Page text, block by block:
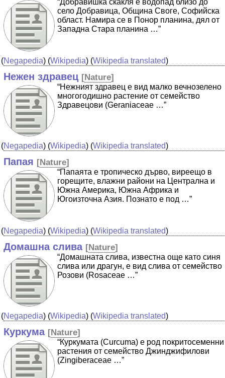
“Добравишка скакля е водопад близо до
село Добравица, Община Своге, Софийска
област. Намира се в Понор планина, дял от
Западна Стара планина …”
(Negapedia) (Wikipedia) (Wikipedia translated)
Нежен здравец [Nature]
“Нежният здравец е вид малко вечнозелено
многогодишно растение от семейство
Здравецови (Geraniaceae …”
(Negapedia) (Wikipedia) (Wikipedia translated)
Папая [Nature]
“Папаята е тропическо дърво, виреещо в
горещите, влажни райони на Централна и
Южна Америка, Южна Африка и
Югоизточна Азия. Познато е под …”
(Negapedia) (Wikipedia) (Wikipedia translated)
Домашна слива [Nature]
“Домашната слива, известна още като синя
слива или драгун, е вид слива от семейство
Розови (Rosaceae …”
(Negapedia) (Wikipedia) (Wikipedia translated)
Куркума [Nature]
“Куркумата (Curcuma) е род покритосеменни
растения от семейство Джинджифилови
(Zingiberaceae …”